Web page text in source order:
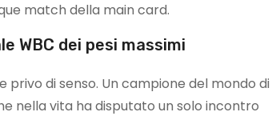
match della main card.
WBC dei pesi massimi
di senso. Un campione del mondo di
nella vita ha disputato un solo incontro